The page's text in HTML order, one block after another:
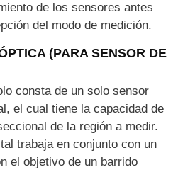
de los sensores antes
del modo de medición.
(PARA SENSOR DE
consta de un solo sensor
el cual tiene la capacidad de
de la región a medir.
trabaja en conjunto con un
el objetivo de un barrido